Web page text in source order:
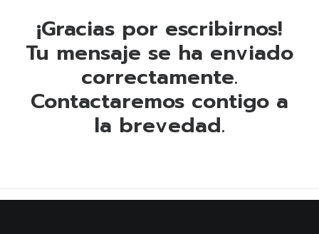
¡Gracias por escribirnos!
Tu mensaje se ha enviado
correctamente.
Contactaremos contigo a
la brevedad.